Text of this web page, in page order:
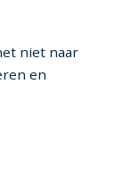
niet naar
en